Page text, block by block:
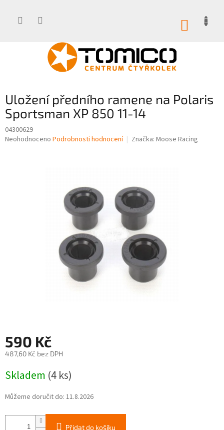
Uložení předního ramene na Polaris
Sportsman XP 850 11-14
04300629
Průměrné
Neohodnoceno Podrobnosti hodnocení Značka: Moose Racing
590 Kč
487,60 Kč bez DPH
cena:
Skladem (4 ks)
Můžeme doručit do: 11.8.2026
Přidat do košíku